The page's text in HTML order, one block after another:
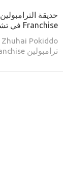
Franchise في تشوهاى